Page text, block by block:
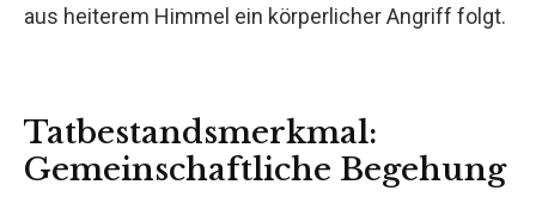
aus heiterem Himmel ein körperlicher Angriff folgt.
Tatbestandsmerkmal:
Gemeinschaftliche Begehung